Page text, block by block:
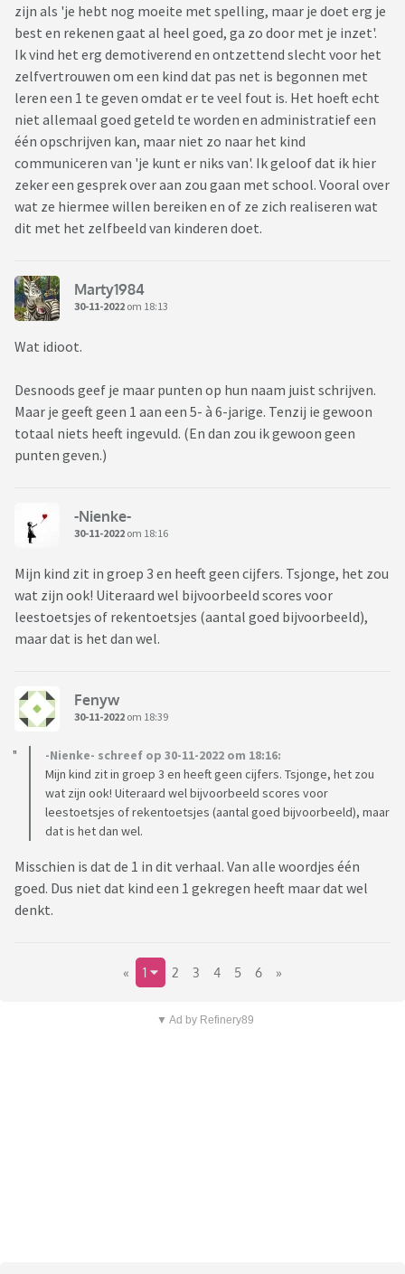
zijn als 'je hebt nog moeite met spelling, maar je doet erg je
best en rekenen gaat al heel goed, ga zo door met je inzet'.
Ik vind het erg demotiverend en ontzettend slecht voor het
zelfvertrouwen om een kind dat pas net is begonnen met
leren een 1 te geven omdat er te veel fout is. Het hoeft echt
niet allemaal goed geteld te worden en administratief een
één opschrijven kan, maar niet zo naar het kind
communiceren van 'je kunt er niks van'. Ik geloof dat ik hier
zeker een gesprek over aan zou gaan met school. Vooral over
wat ze hiermee willen bereiken en of ze zich realiseren wat
dit met het zelfbeeld van kinderen doet.
Marty1984
30-11-2022 om 18:13
Wat idioot.
Desnoods geef je maar punten op hun naam juist schrijven.
Maar je geeft geen 1 aan een 5- à 6-jarige. Tenzij ie gewoon
totaal niets heeft ingevuld. (En dan zou ik gewoon geen
punten geven.)
-Nienke-
30-11-2022 om 18:16
Mijn kind zit in groep 3 en heeft geen cijfers. Tsjonge, het zou
wat zijn ook! Uiteraard wel bijvoorbeeld scores voor
leestoetsjes of rekentoetsjes (aantal goed bijvoorbeeld),
maar dat is het dan wel.
Fenyw
30-11-2022 om 18:39
-Nienke- schreef op 30-11-2022 om 18:16:
Mijn kind zit in groep 3 en heeft geen cijfers. Tsjonge, het zou
wat zijn ook! Uiteraard wel bijvoorbeeld scores voor
leestoetsjes of rekentoetsjes (aantal goed bijvoorbeeld), maar
dat is het dan wel.
Misschien is dat de 1 in dit verhaal. Van alle woordjes één
goed. Dus niet dat kind een 1 gekregen heeft maar dat wel
denkt.
« 1 2 3 4 5 6 »
▼ Ad by Refinery89